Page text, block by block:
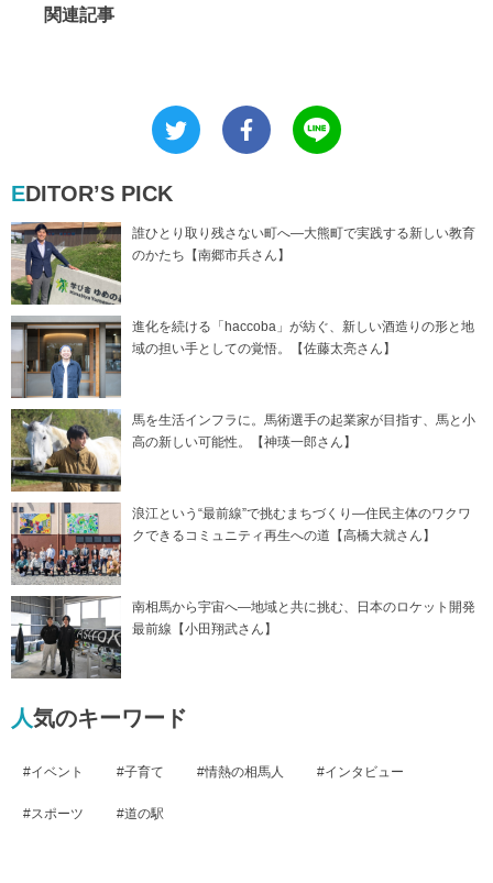
関連記事
EDITOR’S PICK
誰ひとり取り残さない町へ―大熊町で実践する新しい教育
のかたち【南郷市兵さん】
進化を続ける「haccoba」が紡ぐ、新しい酒造りの形と地
域の担い手としての覚悟。【佐藤太亮さん】
馬を生活インフラに。馬術選手の起業家が目指す、馬と小
高の新しい可能性。【神瑛一郎さん】
浪江という“最前線”で挑むまちづくり―住民主体のワクワ
クできるコミュニティ再生への道【高橋大就さん】
南相馬から宇宙へ―地域と共に挑む、日本のロケット開発
最前線【小田翔武さん】
人気のキーワード
イベント 子育て 情熱の相馬人 インタビュー
スポーツ 道の駅